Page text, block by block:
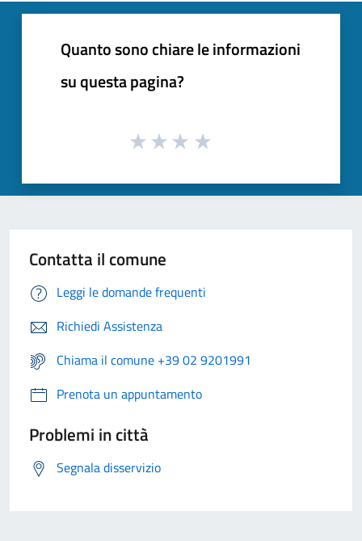
Quanto sono chiare le informazioni
su questa pagina?
Contatta il comune
Leggi le domande frequenti
Richiedi Assistenza
Chiama il comune +39 02 9201991
Prenota un appuntamento
Problemi in città
Segnala disservizio